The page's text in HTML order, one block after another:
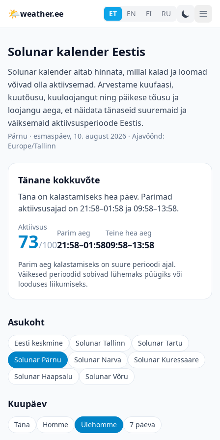
🌤weather.ee ET EN FI RU
Solunar kalender Eestis
Solunar kalender aitab hinnata, millal kalad ja loomad
võivad olla aktiivsemad. Arvestame kuufaasi,
kuutõusu, kuuloojangut ning päikese tõusu ja
loojangu aega, et näidata tänaseid suuremaid ja
väiksemaid aktiivsusperioode Eestis.
Pärnu · esmaspäev, 10. august 2026 · Ajavöönd:
Europe/Tallinn
Tänane kokkuvõte
Täna on kalastamiseks hea päev. Parimad
aktiivsusajad on 21:58–01:58 ja 09:58–13:58.
Aktiivsus
73/100
Parim aeg
21:58–01:58
Teine hea aeg
09:58–13:58
Parim aeg kalastamiseks on suure perioodi ajal.
Väikesed perioodid sobivad lühemaks püügiks või
looduses liikumiseks.
Asukoht
Eesti keskmine Solunar Tallinn
Solunar Tartu
Solunar Pärnu
Solunar Narva
Solunar Kuressaare
Solunar Haapsalu
Solunar Võru
Kuupäev
Täna Homme Ülehomme 7 päeva